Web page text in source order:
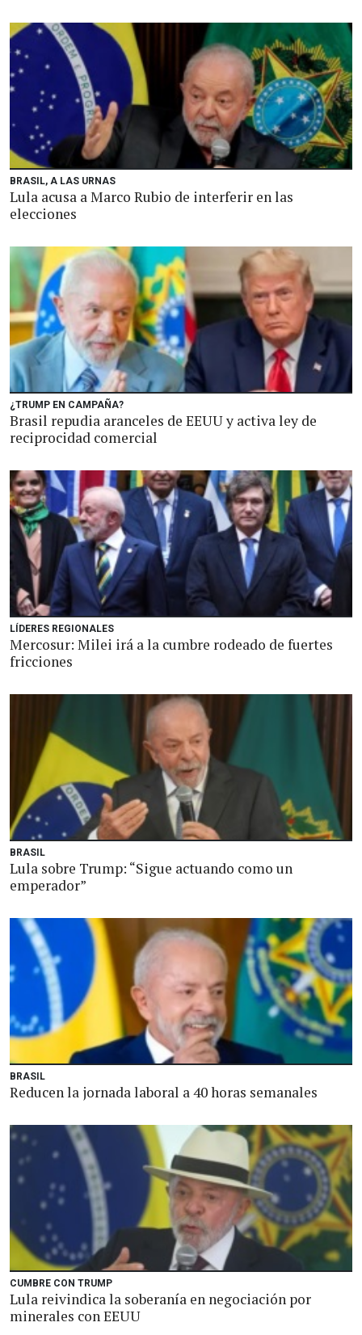
BRASIL, A LAS URNAS
Lula acusa a Marco Rubio de interferir en las
elecciones
¿TRUMP EN CAMPAÑA?
Brasil repudia aranceles de EEUU y activa ley de
reciprocidad comercial
LÍDERES REGIONALES
Mercosur: Milei irá a la cumbre rodeado de fuertes
fricciones
BRASIL
Lula sobre Trump: “Sigue actuando como un
emperador”
BRASIL
Reducen la jornada laboral a 40 horas semanales
CUMBRE CON TRUMP
Lula reivindica la soberanía en negociación por
minerales con EEUU